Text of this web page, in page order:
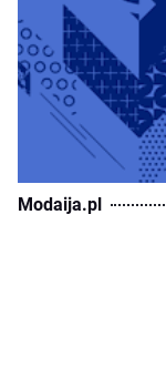
Modaija.pl